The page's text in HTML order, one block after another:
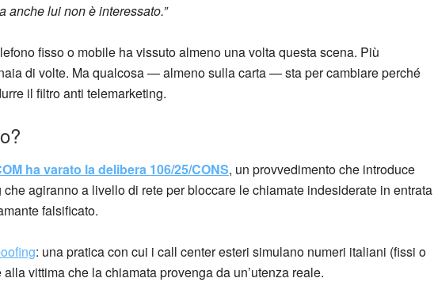
anche lui non è interessato.”
fisso o mobile ha vissuto almeno una volta questa scena. Più
di volte. Ma qualcosa — almeno sulla carta — sta per cambiare perché
il filtro anti telemarketing.
ha varato la delibera 106/25/CONS, un provvedimento che introduce
agiranno a livello di rete per bloccare le chiamate indesiderate in entrata
falsificato.
: una pratica con cui i call center esteri simulano numeri italiani (fissi o
vittima che la chiamata provenga da un’utenza reale.